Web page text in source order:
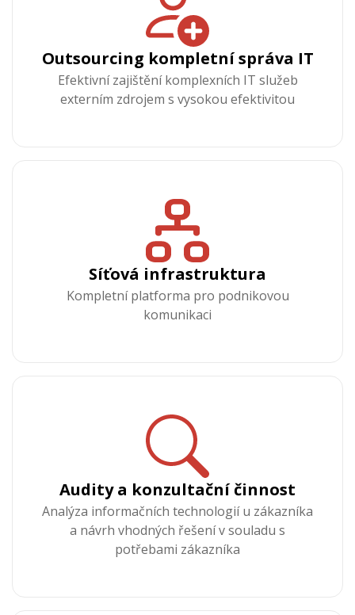
Outsourcing kompletní správa IT
Efektivní zajištění komplexních IT služeb
externím zdrojem s vysokou efektivitou
Síťová infrastruktura
Kompletní platforma pro podnikovou
komunikaci
Audity a konzultační činnost
Analýza informačních technologií u zákazníka
a návrh vhodných řešení v souladu s
potřebami zákazníka